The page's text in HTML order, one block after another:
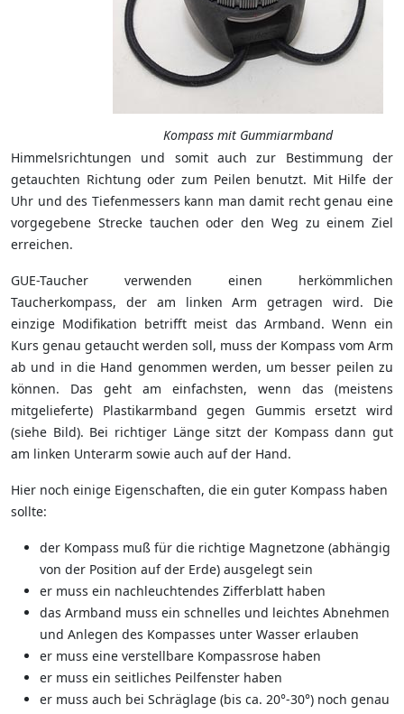
Kompass mit Gummiarmband
Himmelsrichtungen und somit auch zur Bestimmung der
getauchten Richtung oder zum Peilen benutzt. Mit Hilfe der
Uhr und des Tiefenmessers kann man damit recht genau eine
vorgegebene Strecke tauchen oder den Weg zu einem Ziel
erreichen.
GUE-Taucher verwenden einen herkömmlichen
Taucherkompass, der am linken Arm getragen wird. Die
einzige Modifikation betrifft meist das Armband. Wenn ein
Kurs genau getaucht werden soll, muss der Kompass vom Arm
ab und in die Hand genommen werden, um besser peilen zu
können. Das geht am einfachsten, wenn das (meistens
mitgelieferte) Plastikarmband gegen Gummis ersetzt wird
(siehe Bild). Bei richtiger Länge sitzt der Kompass dann gut
am linken Unterarm sowie auch auf der Hand.
Hier noch einige Eigenschaften, die ein guter Kompass haben
sollte:
der Kompass muß für die richtige Magnetzone (abhängig
von der Position auf der Erde) ausgelegt sein
er muss ein nachleuchtendes Zifferblatt haben
das Armband muss ein schnelles und leichtes Abnehmen
und Anlegen des Kompasses unter Wasser erlauben
er muss eine verstellbare Kompassrose haben
er muss ein seitliches Peilfenster haben
er muss auch bei Schräglage (bis ca. 20°-30°) noch genau